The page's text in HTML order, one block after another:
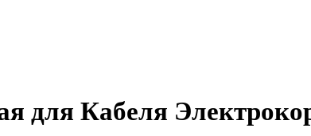
для Кабеля